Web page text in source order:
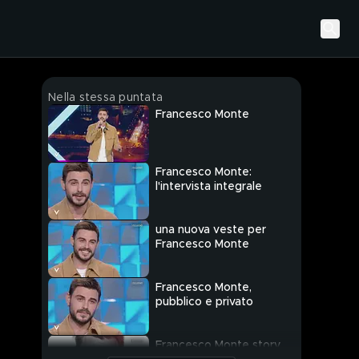
Nella stessa puntata
Francesco Monte
Francesco Monte:
l'intervista integrale
una nuova veste per
Francesco Monte
Francesco Monte,
pubblico e privato
Francesco Monte story